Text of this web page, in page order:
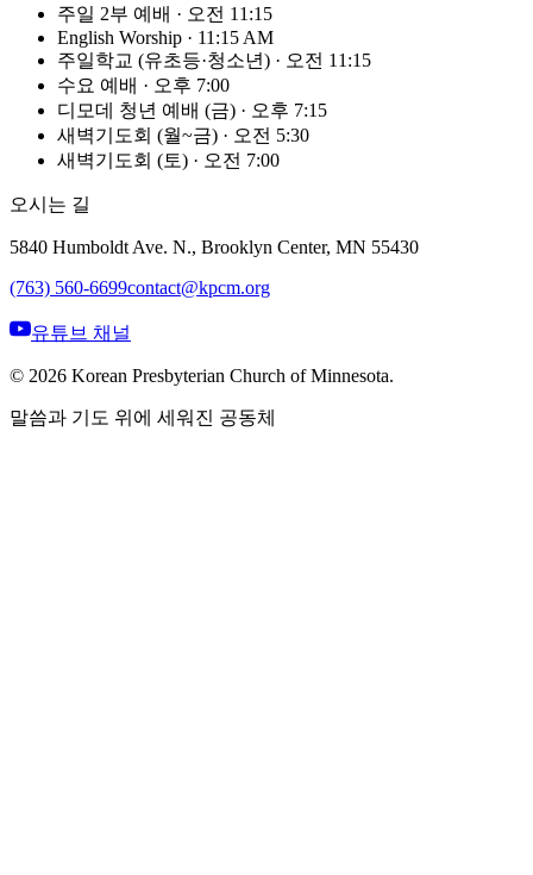
주일 2부 예배 · 오전 11:15
English Worship · 11:15 AM
주일학교 (유초등·청소년) · 오전 11:15
수요 예배 · 오후 7:00
디모데 청년 예배 (금) · 오후 7:15
새벽기도회 (월~금) · 오전 5:30
새벽기도회 (토) · 오전 7:00
오시는 길
5840 Humboldt Ave. N., Brooklyn Center, MN 55430
(763) 560-6699contact@kpcm.org
유튜브 채널
© 2026 Korean Presbyterian Church of Minnesota.
말씀과 기도 위에 세워진 공동체